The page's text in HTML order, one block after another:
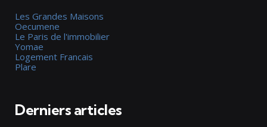
Les Grandes Maisons
Oecumene
Le Paris de l'immobilier
Yomae
Logement Francais
Plare
Derniers articles